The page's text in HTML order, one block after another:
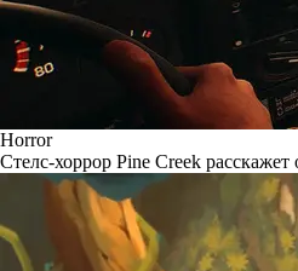
Horror
Стелс-хоррор Pine Creek